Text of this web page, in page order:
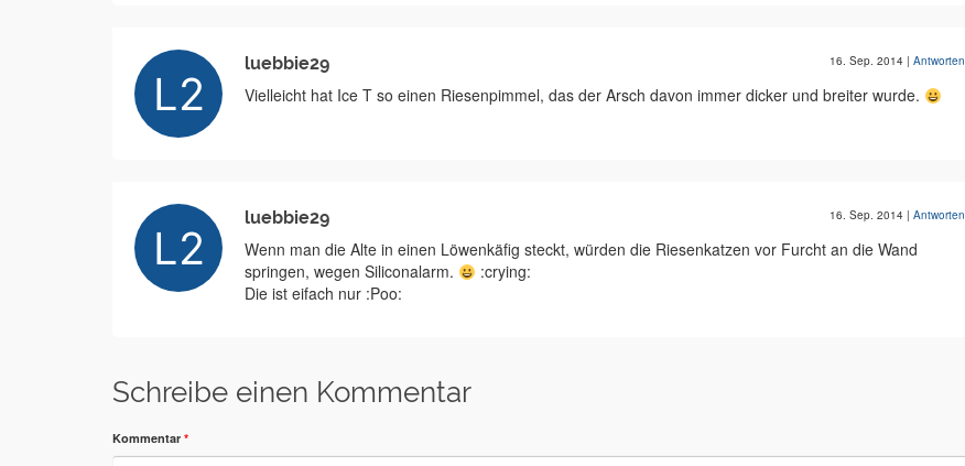
luebbie29 16. Sep. 2014 | Antworten
Vielleicht hat Ice T so einen Riesenpimmel, das der Arsch davon immer dicker und breiter wurde.
luebbie29 16. Sep. 2014 | Antworten
Wenn man die Alte in einen Löwenkäfig steckt, würden die Riesenkatzen vor Furcht an die Wand
springen, wegen Siliconalarm.
:crying:
Die ist eifach nur :Poo:
Schreibe einen Kommentar
Kommentar *